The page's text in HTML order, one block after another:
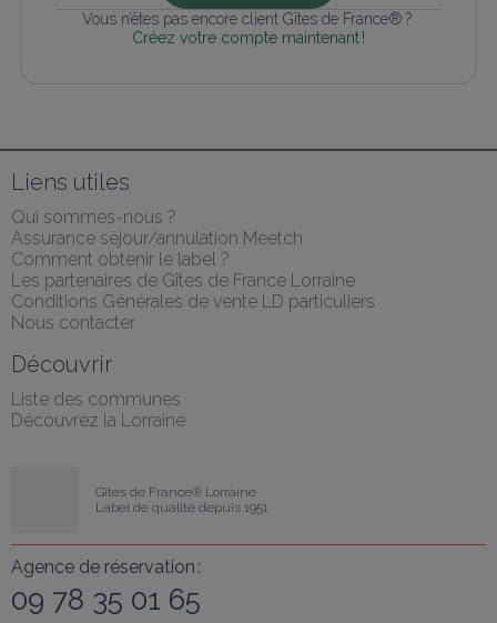
Vous n’êtes pas encore client Gîtes de France® ?
Créez votre compte maintenant !
Liens utiles
Qui sommes-nous ?
Assurance séjour/annulation Meetch
Comment obtenir le label ?
Les partenaires de Gîtes de France Lorraine
Conditions Générales de vente LD particuliers
Nous contacter
Découvrir
Liste des communes
Découvrez la Lorraine
Gîtes de France® Lorraine
Label de qualité depuis 1951
Agence de réservation :
09 78 35 01 65